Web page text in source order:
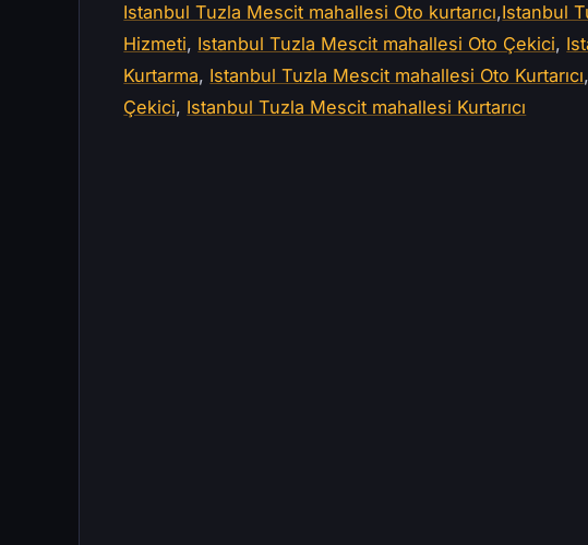
Istanbul Tuzla Mescit mahallesi Oto kurtarıcı,Istanbul
Hizmeti, Istanbul Tuzla Mescit mahallesi Oto Çekici,
Kurtarma, Istanbul Tuzla Mescit mahallesi Oto Kurtarıcı,
Çekici, Istanbul Tuzla Mescit mahallesi Kurtarıcı